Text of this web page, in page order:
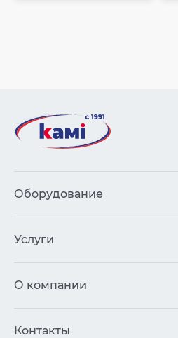
Оборудование
Услуги
О компании
Контакты